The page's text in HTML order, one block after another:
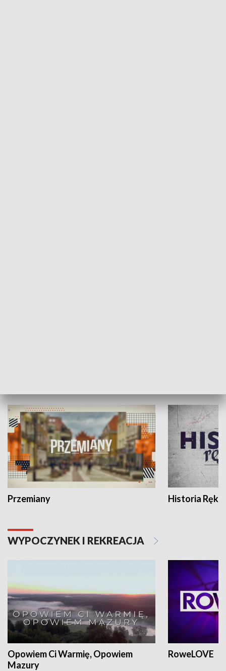
Przemiany Historia Ręką
WYPOCZYNEK I REKREACJA
Opowiem Ci Warmię, Opowiem
Mazury
RoweLOVE